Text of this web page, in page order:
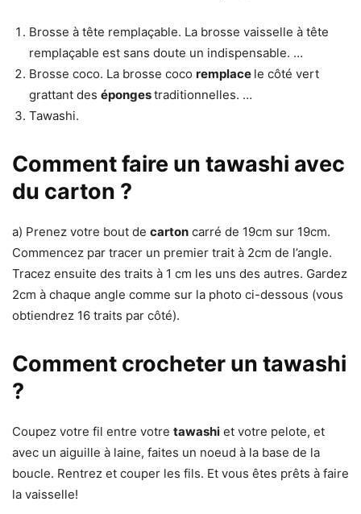
Brosse à tête remplaçable. La brosse vaisselle à tête
remplaçable est sans doute un indispensable. …
Brosse coco. La brosse coco remplace le côté vert
grattant des épongestraditionnelles. …
Tawashi.
Comment faire un tawashi avec
du carton ?
a) Prenez votre bout de carton carré de 19cm sur 19cm.
Commencez par tracer un premier trait à 2cm de l’angle.
Tracez ensuite des traits à 1 cm les uns des autres. Gardez
2cm à chaque angle comme sur la photo ci-dessous (vous
obtiendrez 16 traits par côté).
Comment crocheter un tawashi
?
Coupez votre fil entre votre tawashi et votre pelote, et
avec un aiguille à laine, faites un noeud à la base de la
boucle. Rentrez et couper les fils. Et vous êtes prêts à faire
la vaisselle!